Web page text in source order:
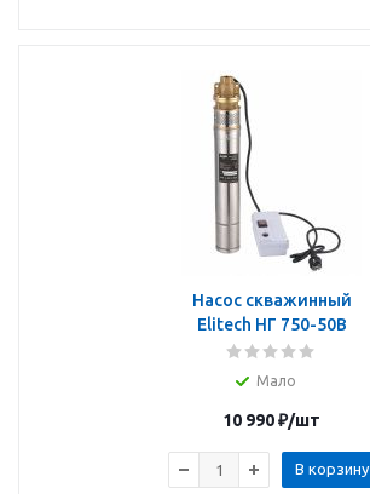
Насос скважинный
Elitech НГ 750-50В
Мало
10 990₽/шт
В корзину